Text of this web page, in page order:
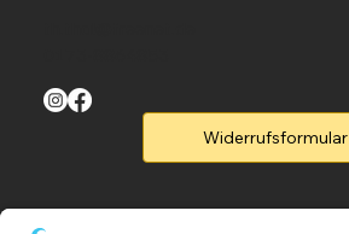
Widerrufsformular
Menu